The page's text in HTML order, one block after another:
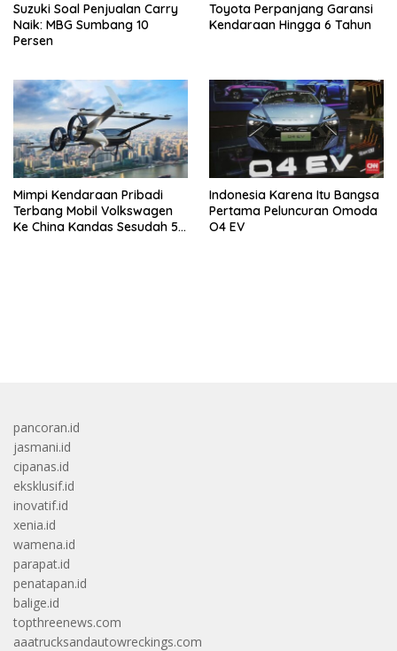
Suzuki Soal Penjualan Carry
Naik: MBG Sumbang 10
Persen
Toyota Perpanjang Garansi
Kendaraan Hingga 6 Tahun
Mimpi Kendaraan Pribadi
Terbang Mobil Volkswagen
Ke China Kandas Sesudah 5
Indonesia Karena Itu Bangsa
Pertama Peluncuran Omoda
O4 EV
pancoran.id
jasmani.id
cipanas.id
eksklusif.id
inovatif.id
xenia.id
wamena.id
parapat.id
penatapan.id
balige.id
topthreenews.com
aaatrucksandautowreckings.com